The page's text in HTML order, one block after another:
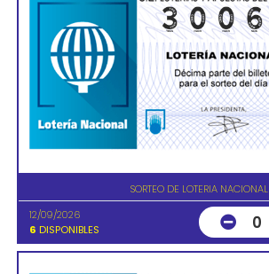
SORTEO DE LOTERIA NACIONAL
12/09/2026
6 DISPONIBLES 0